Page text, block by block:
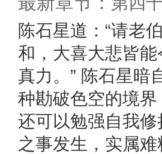
陈石星道：“请老
和，大喜大悲皆
真力。” 陈石星暗
种勘破色空的境
还可以勉强自我
之事发生，实属
分享 即得易币，快将本书一键分享